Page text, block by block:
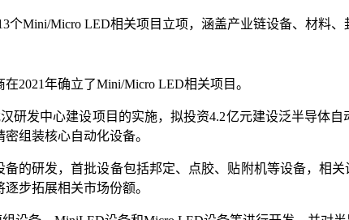
个Mini/Micro LED相关项目立项，涵盖产业链设备、材料、
2021年确立了Mini/Micro LED相关项目。
研发中心建设项目的实施，拟投资4.2亿元建设泛半导体
组装核心自动化设备。
的研发，首批设备包括邦定、点胶、贴附机等设备，相
步拓展相关市场份额。